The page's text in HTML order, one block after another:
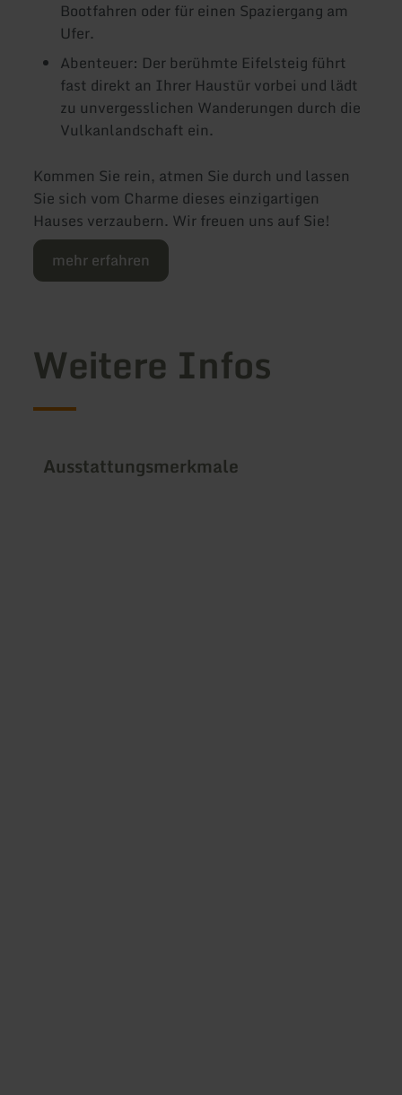
Bootfahren oder für einen Spaziergang am
Ufer.
Abenteuer: Der berühmte Eifelsteig führt
fast direkt an Ihrer Haustür vorbei und lädt
zu unvergesslichen Wanderungen durch die
Vulkanlandschaft ein.
Kommen Sie rein, atmen Sie durch und lassen
Sie sich vom Charme dieses einzigartigen
Hauses verzaubern. Wir freuen uns auf Sie!
mehr erfahren
Weitere Infos
Ausstattungsmerkmale